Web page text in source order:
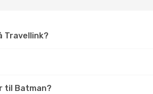
Travellink?
til Batman?